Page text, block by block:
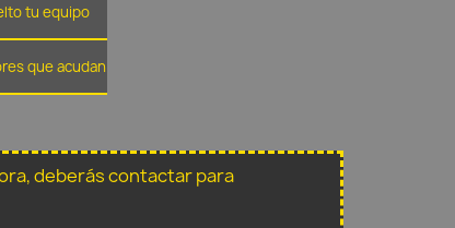
tu equipo
que acudan
deberás contactar para